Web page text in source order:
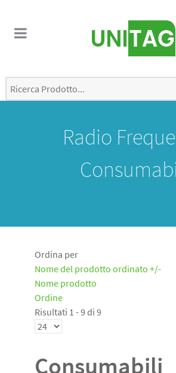
Radio
Ordina per
Nome del prodotto ordinato +/-
Nome prodotto
Ordine
Risultati 1 - 9 di 9
Consumabili